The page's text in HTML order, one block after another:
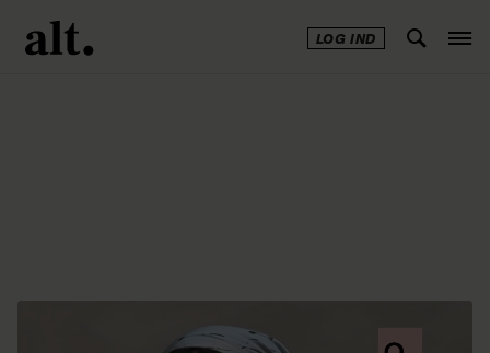
LOG IND